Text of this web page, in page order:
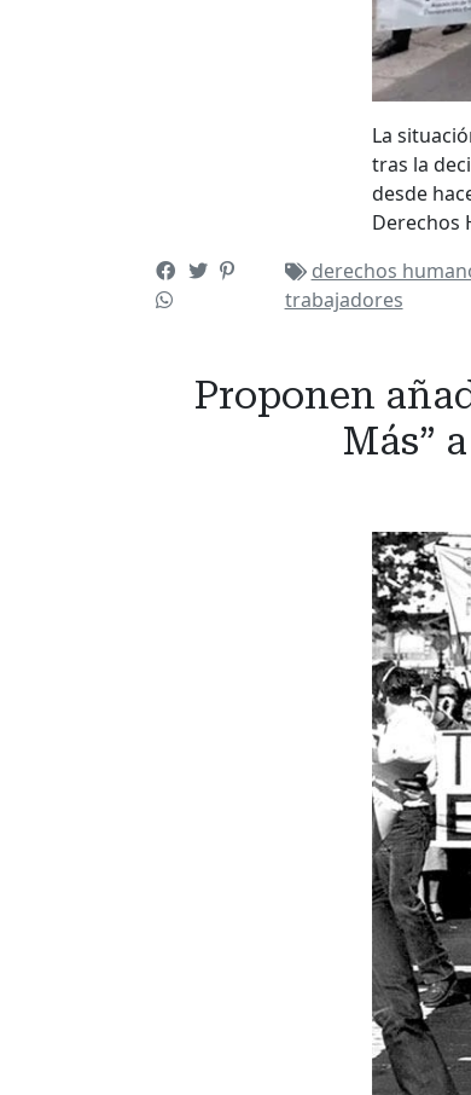
La
tras la
desde
Derechos
derechos
trabajadores
Proponen
Más”